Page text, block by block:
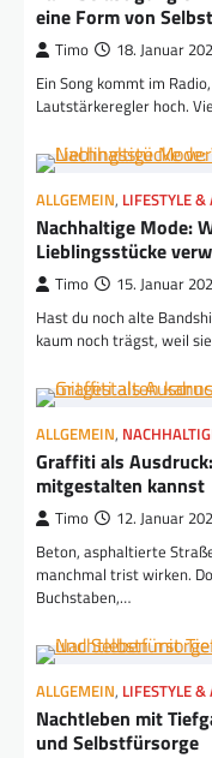
eine Form von
Timo 18. Januar
Ein Song kommt im
Lautstärkeregler hoch.
ALLGEMEIN, LIFESTYLE
Nachhaltige Mode:
Lieblingsstücke
Timo 15. Januar
Hast du noch alte
kaum noch trägst, weil
ALLGEMEIN,
Graffiti als
mitgestalten kannst
Timo 12. Januar
Beton, asphaltierte
manchmal trist wirken.
Buchstaben,…
ALLGEMEIN, LIFESTYLE
Nachtleben mit
und Selbstfürsorge